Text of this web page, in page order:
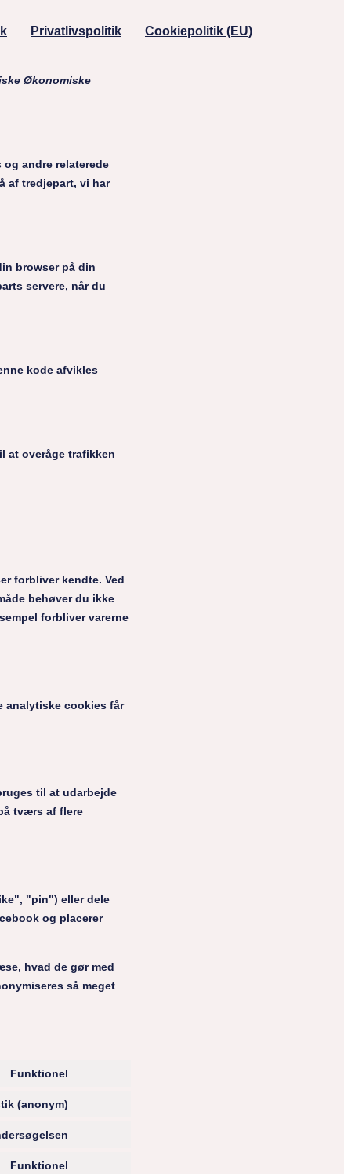
Privatlivspolitik Cookiepolitik (EU)
Økonomiske
andre relaterede
af tredjepart, vi har
browser på din
servere, når du
kode afvikles
at overåge trafikken
forbliver kendte. Ved
behøver du ikke
forbliver varerne
analytiske cookies får
til at udarbejde
tværs af flere
"pin") eller dele
og placerer
hvad de gør med
så meget
Funktionel
(anonym)
Funktionel